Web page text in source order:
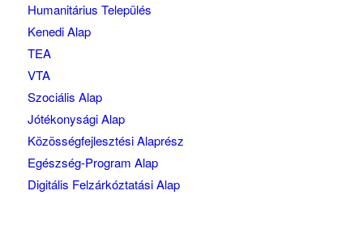
Humanitárius Település
Kenedi Alap
TEA
VTA
Szociális Alap
Jótékonysági Alap
Közösségfejlesztési Alaprész
Egészség-Program Alap
Digitális Felzárkóztatási Alap